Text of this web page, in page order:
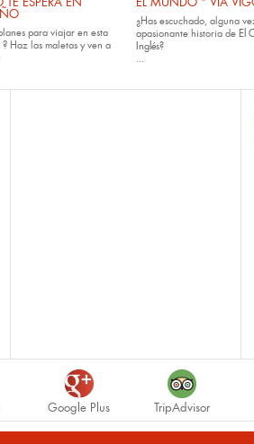
para viajar en esta
Haz las maletas y ven a
¿Has escuchado, alguna
apasionante historia de El
Inglés?
...
Google Plus TripAdvisor